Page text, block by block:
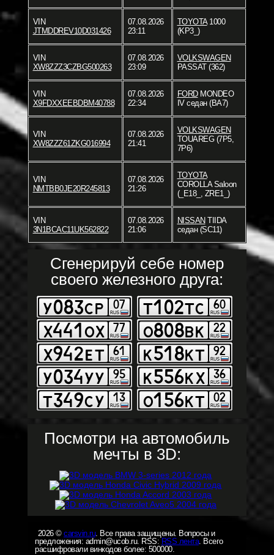
VIN
JTMDDREV10D031426
07.08.2026
23:11
TOYOTA1000
(KP3_)
VIN
XW8ZZZ3CZBG500263
07.08.2026
23:09
VOLKSWAGEN
PASSAT (362)
VIN
X9FDXXEEBDBM40788
07.08.2026
22:34
FORDMONDEO
IV седан (BA7)
VIN
XW8ZZZ61ZKG016994
07.08.2026
21:41
VOLKSWAGEN
TOUAREG (7P5,
7P6)
VIN
NMTBB0JE20R245813
07.08.2026
21:26
TOYOTA
COROLLA Saloon
(_E18_, ZRE1_)
VIN
3N1BCAC11UK562822
07.08.2026
21:06
NISSAN TIIDA
седан (SC11)
Сгенерируй себе номер
своего железного друга:
Посмотри на автомобиль
мечты в 3D:
2026 © carsvin.ru. Все права защищены. Вопросы и
предложения: admin@ucob.ru. RSS: RSS лента. Всего
расшифровали винкодов более: 500000.